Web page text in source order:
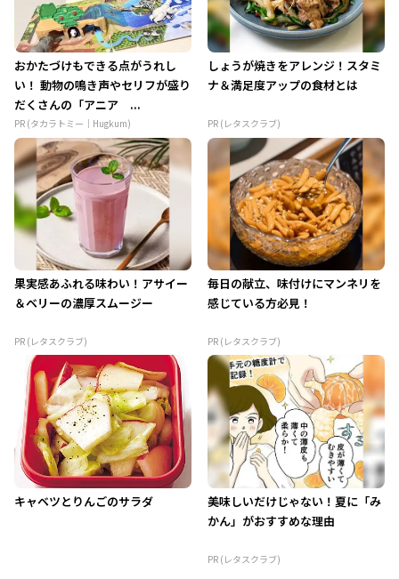
おかたづけもできる点がうれし
い！ 動物の鳴き声やセリフが盛り
だくさんの「アニア ...
PR (タカラトミー｜Hugkum)
しょうが焼きをアレンジ！スタミ
ナ＆満足度アップの食材とは
PR (レタスクラブ)
果実感あふれる味わい！アサイー
＆ベリーの濃厚スムージー
PR (レタスクラブ)
毎日の献立、味付けにマンネリを
感じている方必見！
PR (レタスクラブ)
キャベツとりんごのサラダ
美味しいだけじゃない！夏に「み
かん」がおすすめな理由
PR (レタスクラブ)